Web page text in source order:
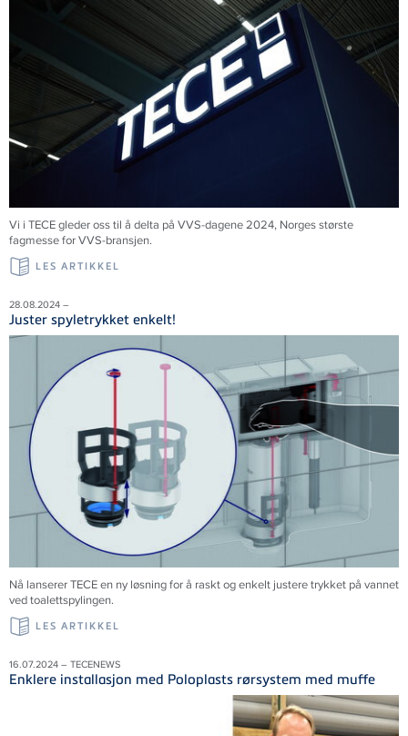
Vi i TECE gleder oss til å delta på VVS-dagene 2024, Norges største
fagmesse for VVS-bransjen.
LES ARTIKKEL
28.08.2024 –
Juster spyletrykket enkelt!
Nå lansererTECEen ny løsning for å raskt og enkelt justere trykket på vannet
ved toalettspylingen.
LES ARTIKKEL
16.07.2024 – TECENEWS
Enklere installasjon med Poloplasts rørsystem med muffe